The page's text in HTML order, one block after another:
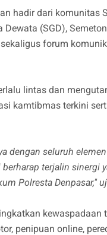
hadir dari komunitas
(SGD),
forum
lintas dan
kamtibmas terkini
dengan seluruh
terjalin sinergi
Polresta Denpasar,"
kewaspadaan
penipuan online,